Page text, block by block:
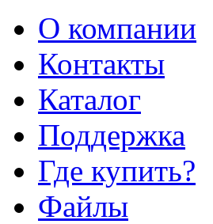
О компании
Контакты
Каталог
Поддержка
Где купить?
Файлы